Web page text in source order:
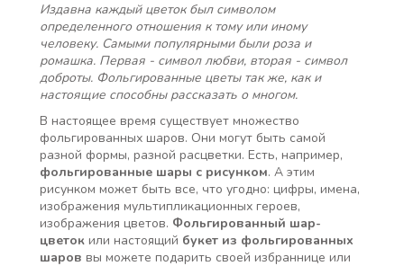
Издавна каждый цветок был символом
определенного отношения к тому или иному
человеку. Самыми популярными были роза и
ромашка. Первая - символ любви, вторая - символ
доброты. Фольгированные цветы так же, как и
настоящие способны рассказать о многом.
В настоящее время существует множество
фольгированных шаров. Они могут быть самой
разной формы, разной расцветки. Есть, например,
фольгированные шары с рисунком. А этим
рисунком может быть все, что угодно: цифры, имена,
изображения мультипликационных героев,
изображения цветов. Фольгированный шар-
цветок или настоящий букет из фольгированных
шаров вы можете подарить своей избраннице или